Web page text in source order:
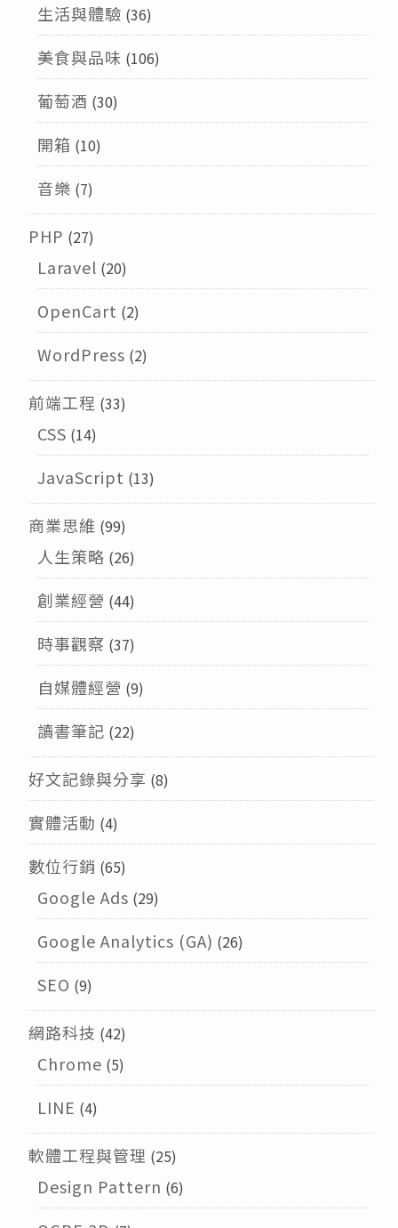
生活與體驗 (36)
美食與品味 (106)
葡萄酒 (30)
開箱 (10)
音樂 (7)
PHP (27)
Laravel (20)
OpenCart (2)
WordPress (2)
前端工程 (33)
CSS (14)
JavaScript (13)
商業思維 (99)
人生策略 (26)
創業經營 (44)
時事觀察 (37)
自媒體經營 (9)
讀書筆記 (22)
好文記錄與分享 (8)
實體活動 (4)
數位行銷 (65)
Google Ads (29)
Google Analytics (GA) (26)
SEO (9)
網路科技 (42)
Chrome (5)
LINE (4)
軟體工程與管理 (25)
Design Pattern (6)